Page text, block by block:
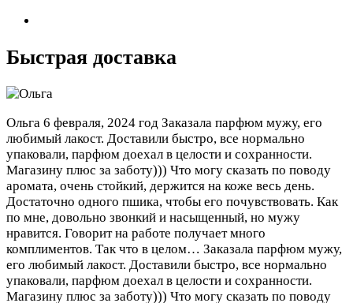
Быстрая доставка
Ольга 6 февраля, 2024 год Заказала парфюм мужу, его
любимый лакост. Доставили быстро, все нормально
упаковали, парфюм доехал в целости и сохранности.
Магазину плюс за заботу))) Что могу сказать по поводу
аромата, очень стойкий, держится на коже весь день.
Достаточно одного пшика, чтобы его почувствовать. Как
по мне, довольно звонкий и насыщенный, но мужу
нравится. Говорит на работе получает много
комплиментов. Так что в целом… Заказала парфюм мужу,
его любимый лакост. Доставили быстро, все нормально
упаковали, парфюм доехал в целости и сохранности.
Магазину плюс за заботу))) Что могу сказать по поводу